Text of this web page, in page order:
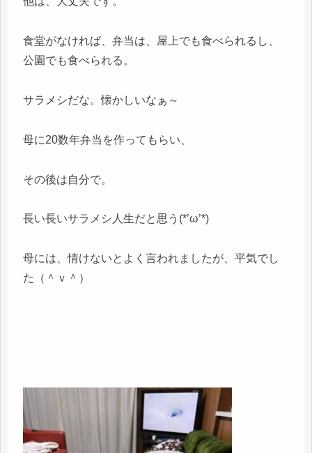
食堂がなければ、弁当は、屋上でも食べられるし、
公園でも食べられる。
サラメシだな。懐かしいなぁ～
母に20数年弁当を作ってもらい、
その後は自分で。
長い長いサラメシ人生だと思う(*’ω’*)
母には、情けないとよく言われましたが、平気でし
た（＾ｖ＾）